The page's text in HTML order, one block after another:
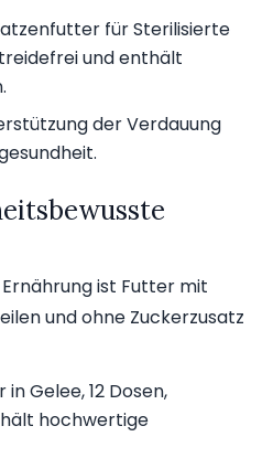
für Sterilisierte
und enthält
der Verdauung
ist Futter mit
und ohne Zuckerzusatz
Gelee, 12 Dosen,
hochwertige